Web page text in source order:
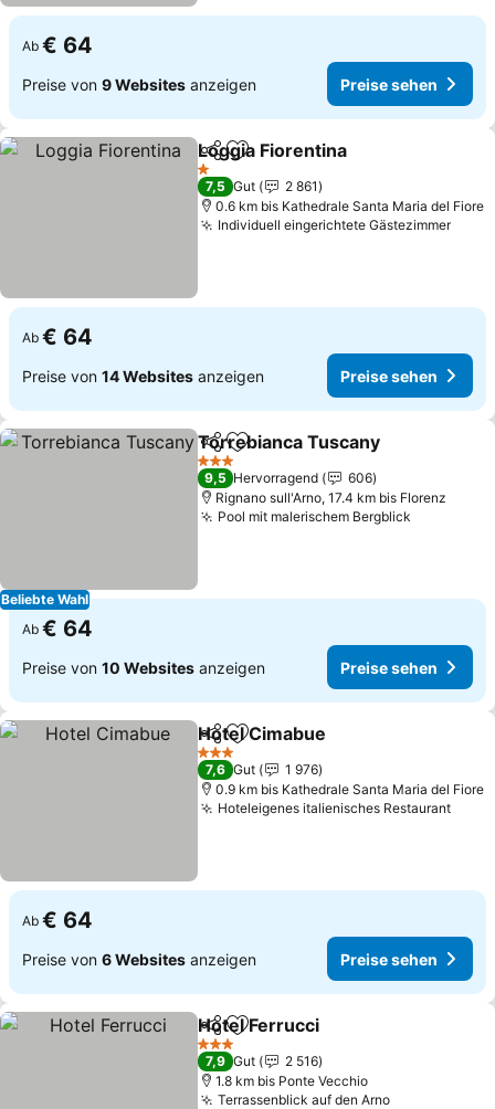
Ab € 64
Preise von 9 Websites anzeigen Preise sehen
TeilenZu Favoriten hinzufügen
Loggia Fiorentina
1 Sterne
7,5 Gut
2 861
0.6 km bis Kathedrale Santa Maria del Fiore
Individuell eingerichtete Gästezimmer
Ab € 64
Preise von 14 Websites anzeigen Preise sehen
Beliebte Wahl
TeilenZu Favoriten hinzufügen
Torrebianca Tuscany
3 Sterne
9,5 Hervorragend
606
Rignano sull'Arno, 17.4 km bis Florenz
Pool mit malerischem Bergblick
Ab € 64
Preise von 10 Websites anzeigen Preise sehen
TeilenZu Favoriten hinzufügen
Hotel Cimabue
3 Sterne
7,6 Gut
1 976
0.9 km bis Kathedrale Santa Maria del Fiore
Hoteleigenes italienisches Restaurant
Ab € 64
Preise von 6 Websites anzeigen Preise sehen
TeilenZu Favoriten hinzufügen
Hotel Ferrucci
3 Sterne
7,9 Gut
2 516
1.8 km bis Ponte Vecchio
Terrassenblick auf den Arno